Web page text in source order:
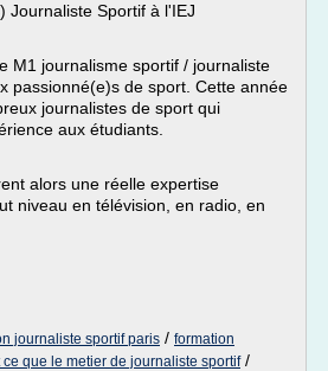
Journaliste Sportif à l'IEJ
M1 journalisme sportif / journaliste
passionné(e)s de sport. Cette année
journalistes de sport qui
aux étudiants.
alors une réelle expertise
niveau en télévision, en radio, en
journaliste sportif paris / formation
ce que le metier de journaliste sportif/